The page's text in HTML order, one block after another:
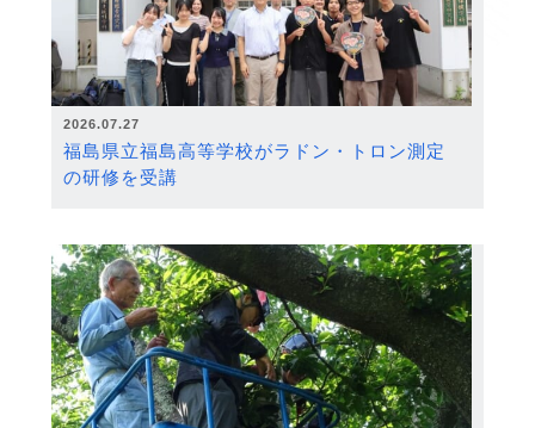
2026.07.27
福島県立福島高等学校がラドン・トロン測定
の研修を受講